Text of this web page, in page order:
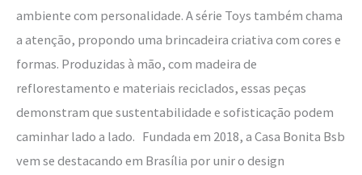
ambiente com personalidade. A série Toys também chama
a atenção, propondo uma brincadeira criativa com cores e
formas. Produzidas à mão, com madeira de
reflorestamento e materiais reciclados, essas peças
demonstram que sustentabilidade e sofisticação podem
caminhar lado a lado. Fundada em 2018, a Casa Bonita Bsb
vem se destacando em Brasília por unir o design